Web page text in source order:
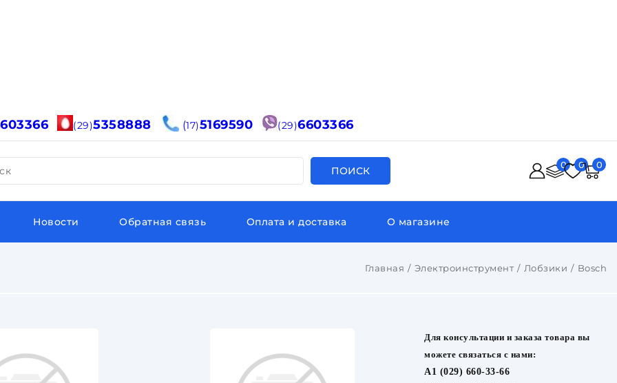
(29)5358888 (17)5169590 (29)6603366
ПОИСК 0 0 0
Новости Обратная связь Оплата и доставка О магазине
Главная Электроинструмент Лобзики Bosch
Для консультации и заказа товара вы
можете связаться с нами:
A1 (029) 660-33-66